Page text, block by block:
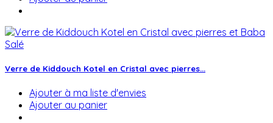
Verre de Kiddouch Kotel en Cristal avec pierres...
Ajouter à ma liste d'envies
Ajouter au panier